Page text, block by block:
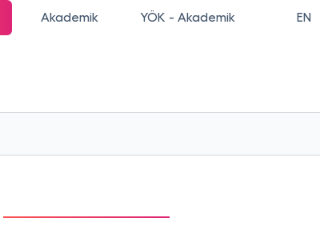
Akademik YÖK - Akademik EN